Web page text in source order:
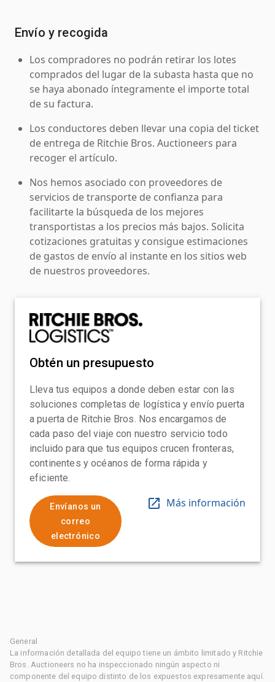
Envío y recogida
Los compradores no podrán retirar los lotes
comprados del lugar de la subasta hasta que no
se haya abonado íntegramente el importe total
de su factura.
Los conductores deben llevar una copia del ticket
de entrega de Ritchie Bros. Auctioneers para
recoger el artículo.
Nos hemos asociado con proveedores de
servicios de transporte de confianza para
facilitarte la búsqueda de los mejores
transportistas a los precios más bajos. Solicita
cotizaciones gratuitas y consigue estimaciones
de gastos de envío al instante en los sitios web
de nuestros proveedores.
Obtén un presupuesto
Lleva tus equipos a donde deben estar con las
soluciones completas de logística y envío puerta
a puerta de Ritchie Bros. Nos encargamos de
cada paso del viaje con nuestro servicio todo
incluido para que tus equipos crucen fronteras,
continentes y océanos de forma rápida y
eficiente.
Envíanos un
correo
electrónico
Más información
General
La información detallada del equipo tiene un ámbito limitado y Ritchie
Bros. Auctioneers no ha inspeccionado ningún aspecto ni
componente del equipo distinto de los expuestos expresamente aquí.